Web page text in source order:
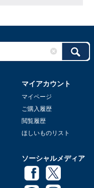
マイアカウント
マイページ
ご購入履歴
閲覧履歴
ほしいものリスト
ソーシャルメディア